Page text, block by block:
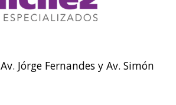
Av. Jórge Fernandes y Av. Simón